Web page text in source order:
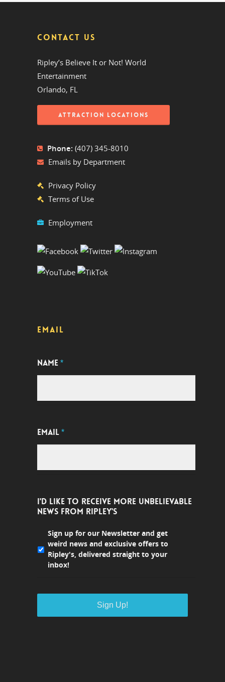
CONTACT US
Ripley’s Believe It or Not! World
Entertainment
Orlando, FL
ATTRACTION LOCATIONS
Phone: (407) 345-8010
Emails by Department
Privacy Policy
Terms of Use
Employment
EMAIL
NAME*
EMAIL*
I'D LIKE TO RECEIVE MORE UNBELIEVABLE
NEWS FROM RIPLEY'S
Sign up for our Newsletter and get
weird news and exclusive offers to
Ripley's, delivered straight to your
inbox!